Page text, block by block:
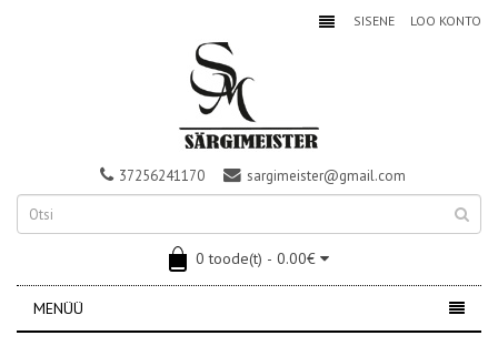
SISENE LOO KONTO
37256241170 sargimeister@gmail.com
0 toode(t) - 0.00€
MENÜÜ